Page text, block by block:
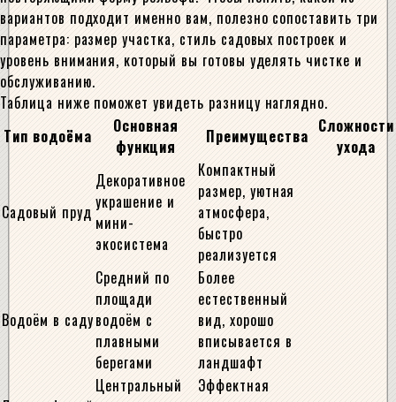
вариантов подходит именно вам, полезно сопоставить три
параметра: размер участка, стиль садовых построек и
уровень внимания, который вы готовы уделять чистке и
обслуживанию.
Таблица ниже поможет увидеть разницу наглядно.
Тип водоёма
Основная
функция
Преимущества Сложности
ухода
Садовый пруд
Декоративное
украшение и
мини-
экосистема
Компактный
размер, уютная
атмосфера,
быстро
реализуется
Водоём в саду
Средний по
площади
водоём с
плавными
берегами
Более
естественный
вид, хорошо
вписывается в
ландшафт
Центральный
Эффектная